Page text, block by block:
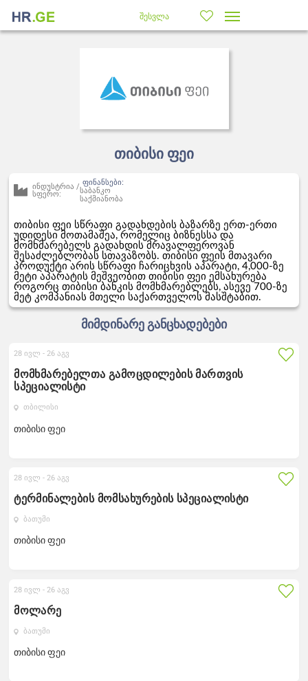
შესვლა
თიბისი ფეი
ინდუსტრია /
სფერო:
ფინანსები:
საბანკო
საქმიანობა
თიბისი ფეი სწრაფი გადახდების ბაზარზე ერთ-ერთი
უდიდესი მოთამაშეა, რომელიც ბიზნესსა და
მომხმარებელს გადახდის მრავალფეროვან
შესაძლებლობას სთავაზობს. თიბისი ფეის მთავარი
პროდუქტი არის სწრაფი ჩარიცხვის აპარატი, 4,000-ზე
მეტი აპარატის მეშვეობით თიბისი ფეი ემსახურება
როგორც თიბისი ბანკის მომხმარებლებს, ასევე 700-ზე
მეტ კომპანიას მთელი საქართველოს მასშტაბით.
მიმდინარე განცხადებები
მომხმარებელთა გამოცდილების მართვის
სპეციალისტი
თბილისი
თიბისი ფეი
28 ივლ -26 აგვ
ტერმინალების მომსახურების სპეციალისტი
ბათუმი
თიბისი ფეი
28 ივლ -26 აგვ
მოლარე
ბათუმი
თიბისი ფეი
28 ივლ -26 აგვ